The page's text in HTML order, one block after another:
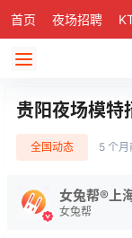
首页 夜场招聘
贵阳夜场模特
全国动态 5 个月
女兔帮®上
女兔帮